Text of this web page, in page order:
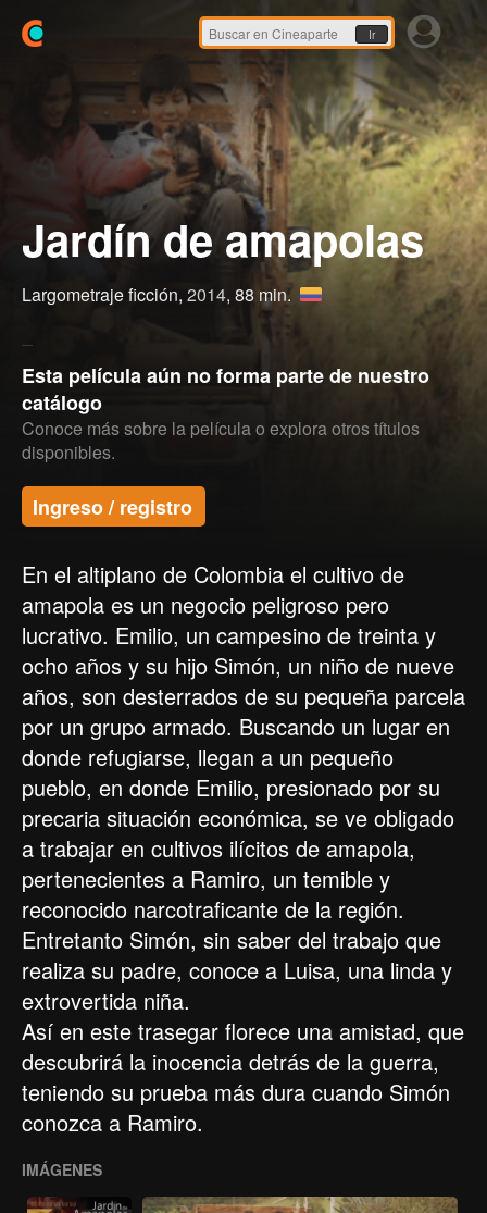
Ir
Jardín de amapolas
Largometraje ficción, 2014, 88 min.
Esta película aún no forma parte de nuestro
catálogo
Conoce más sobre la película o explora otros títulos
disponibles.
Ingreso / registro
En el altiplano de Colombia el cultivo de
amapola es un negocio peligroso pero
lucrativo. Emilio, un campesino de treinta y
ocho años y su hijo Simón, un niño de nueve
años, son desterrados de su pequeña parcela
por un grupo armado. Buscando un lugar en
donde refugiarse, llegan a un pequeño
pueblo, en donde Emilio, presionado por su
precaria situación económica, se ve obligado
a trabajar en cultivos ilícitos de amapola,
pertenecientes a Ramiro, un temible y
reconocido narcotraficante de la región.
Entretanto Simón, sin saber del trabajo que
realiza su padre, conoce a Luisa, una linda y
extrovertida niña.
Así en este trasegar florece una amistad, que
descubrirá la inocencia detrás de la guerra,
teniendo su prueba más dura cuando Simón
conozca a Ramiro.
IMÁGENES